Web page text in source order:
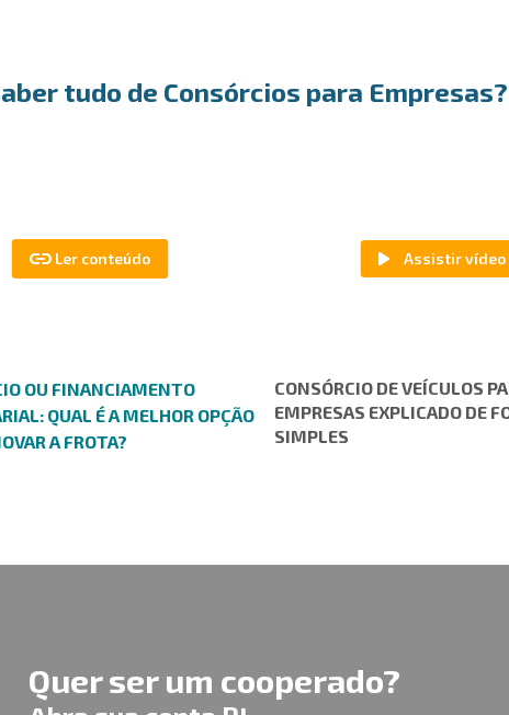
tudo de Consórcios para
OU FINANCIAMENTO
QUAL É A MELHOR OPÇÃO
A FROTA?
CONSÓRCIO DE VEÍCULOS
EMPRESAS EXPLICADO DE
SIMPLES
Quer ser um cooperado?